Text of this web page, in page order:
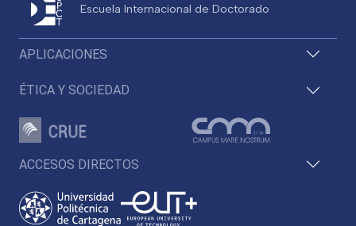
ACCESOS DIRECTOS
APLICACIONES
ÉTICA Y SOCIEDAD
Escuela Internacional de Doctorado